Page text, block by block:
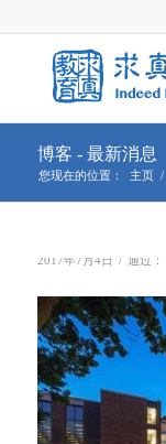
博客 - 最新消息
您现在的位置： 主页 /
2017年7月4日 / 通过：